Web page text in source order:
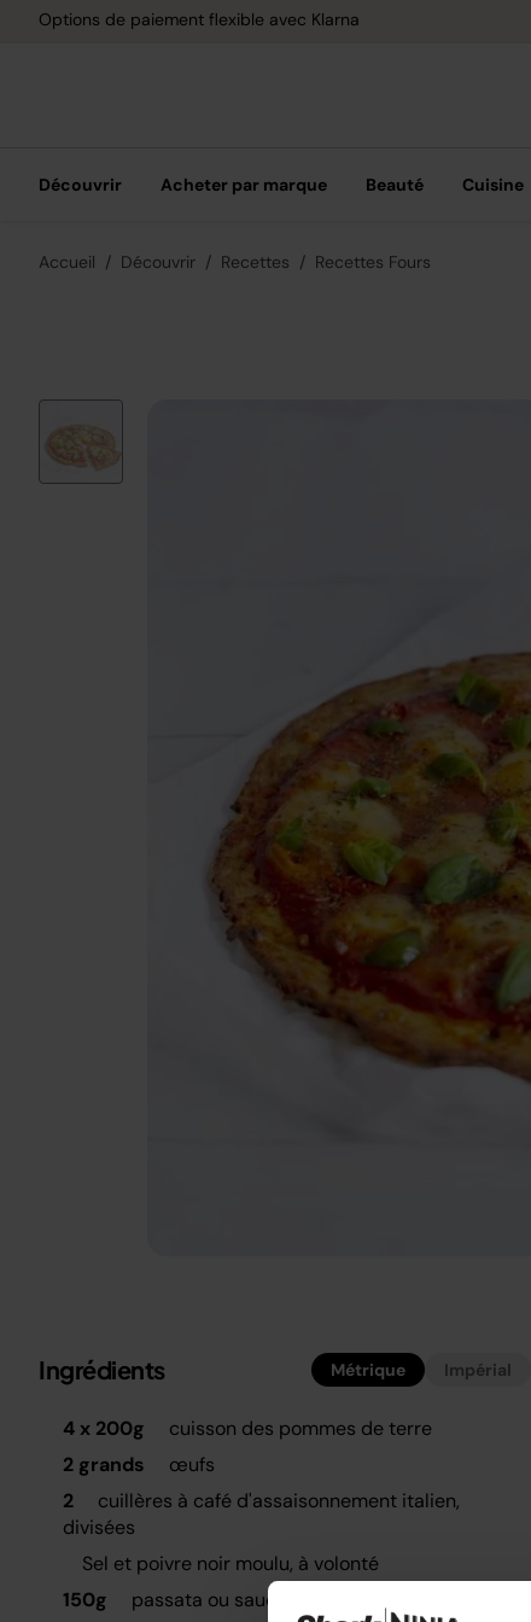
Options de paiement flexible avec Klarna
Découvrir Acheter par marque Beauté Cuisine
Accueil Découvrir Recettes Recettes Fours
Ingrédients Métrique Impérial
4 x 200g
cuisson des pommes de terre
2 grands
œufs
2
cuillères à café d'assaisonnement italien,
divisées
Sel et poivre noir moulu, à volonté
150g
passata ou sauce tomate